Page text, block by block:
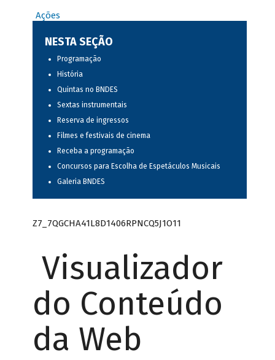
Ações
NESTA SEÇÃO
Programação
História
Quintas no BNDES
Sextas instrumentais
Reserva de ingressos
Filmes e festivais de cinema
Receba a programação
Concursos para Escolha de Espetáculos Musicais
Galeria BNDES
Z7_7QGCHA41L8D1406RPNCQ5J1O11
Visualizador
do Conteúdo
da Web